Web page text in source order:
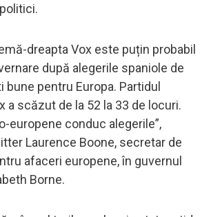
dreapta Vox este puțin probabil
după alegerile spaniole de
bune pentru Europa. Partidul
a scăzut de la 52 la 33 de locuri.
europene conduc alegerile”,
Laurence Boone, secretar de
afaceri europene, în guvernul
Borne.